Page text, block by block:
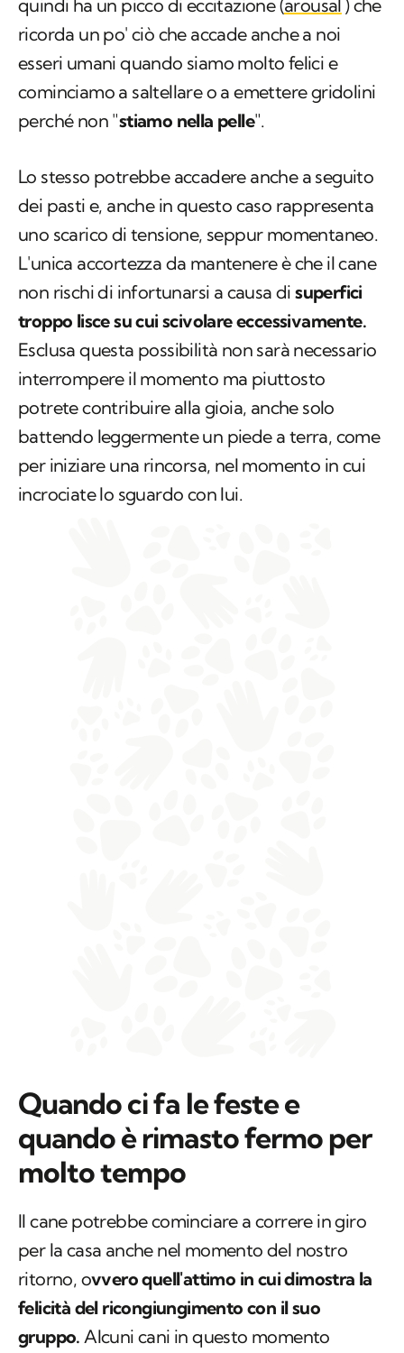
quindi ha un picco di eccitazione (arousal ) che
ricorda un po' ciò che accade anche a noi
esseri umani quando siamo molto felici e
cominciamo a saltellare o a emettere gridolini
perché non "stiamo nella pelle".
Lo stesso potrebbe accadere anche a seguito
dei pasti e, anche in questo caso rappresenta
uno scarico di tensione, seppur momentaneo.
L'unica accortezza da mantenere è che il cane
non rischi di infortunarsi a causa disuperfici
troppo lisce su cui scivolare eccessivamente.
Esclusa questa possibilità non sarà necessario
interrompere il momento ma piuttosto
potrete contribuire alla gioia, anche solo
battendo leggermente un piede a terra, come
per iniziare una rincorsa, nel momento in cui
incrociate lo sguardo con lui.
Quando ci fa le feste e
quando è rimasto fermo per
molto tempo
Il cane potrebbe cominciare a correre in giro
per la casa anche nel momento del nostro
ritorno, ovvero quell'attimo in cui dimostra la
felicità del ricongiungimento con il suo
gruppo. Alcuni cani in questo momento